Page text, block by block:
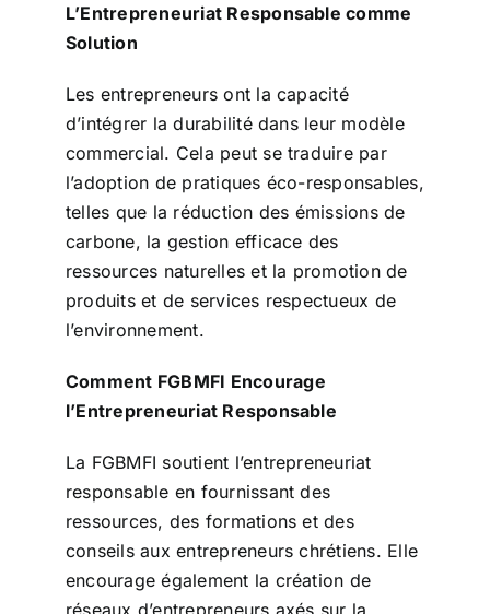
L’Entrepreneuriat Responsable comme
Solution
Les entrepreneurs ont la capacité
d’intégrer la durabilité dans leur modèle
commercial. Cela peut se traduire par
l’adoption de pratiques éco-responsables,
telles que la réduction des émissions de
carbone, la gestion efficace des
ressources naturelles et la promotion de
produits et de services respectueux de
l’environnement.
Comment FGBMFI Encourage
l’Entrepreneuriat Responsable
La FGBMFI soutient l’entrepreneuriat
responsable en fournissant des
ressources, des formations et des
conseils aux entrepreneurs chrétiens. Elle
encourage également la création de
réseaux d’entrepreneurs axés sur la